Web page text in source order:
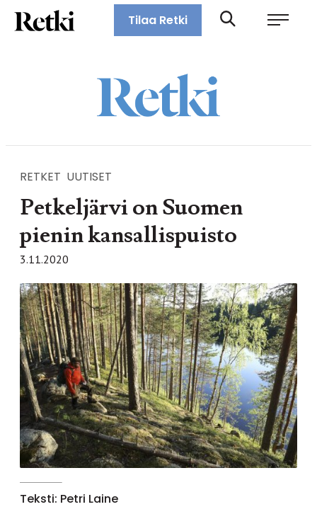
Siirry
suoraan
Retki-lehti
Tilaa Retki
RETKET UUTISET
Petkeljärvi on Suomen
pienin kansallispuisto
3.11.2020
Teksti: Petri Laine